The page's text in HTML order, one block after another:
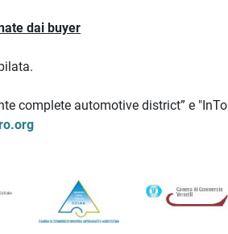
dai buyer
complete automotive district” e "InTo